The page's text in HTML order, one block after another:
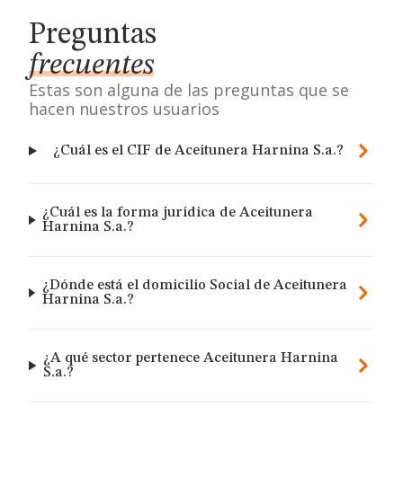
Preguntas
frecuentes
Estas son alguna de las preguntas que se
hacen nuestros usuarios
¿Cuál es el CIF de Aceitunera Harnina S.a.?
¿Cuál es la forma jurídica de Aceitunera
Harnina S.a.?
¿Dónde está el domicilio Social de Aceitunera
Harnina S.a.?
¿A qué sector pertenece Aceitunera Harnina
S.a.?